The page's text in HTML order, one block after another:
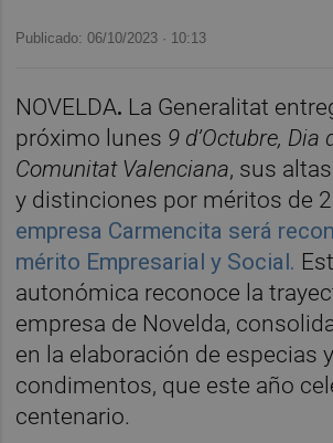
Publicado: 06/10/2023 · 10:13
NOVELDA. La Generalitat
próximo lunes 9 d’Octubre, Dia
Comunitat Valenciana, sus
y distinciones por méritos de
empresa Carmencita será
mérito Empresarial y Social.
autonómica reconoce la
empresa de Novelda,
en la elaboración de especias y
condimentos, que este año
centenario.